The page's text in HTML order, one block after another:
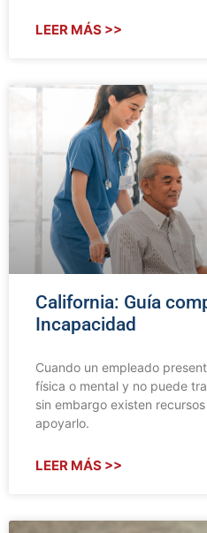
LEER MÁS >>
California: Guía
Incapacidad
Cuando un empleado
física o mental y no puede
sin embargo existen
apoyarlo.
LEER MÁS >>